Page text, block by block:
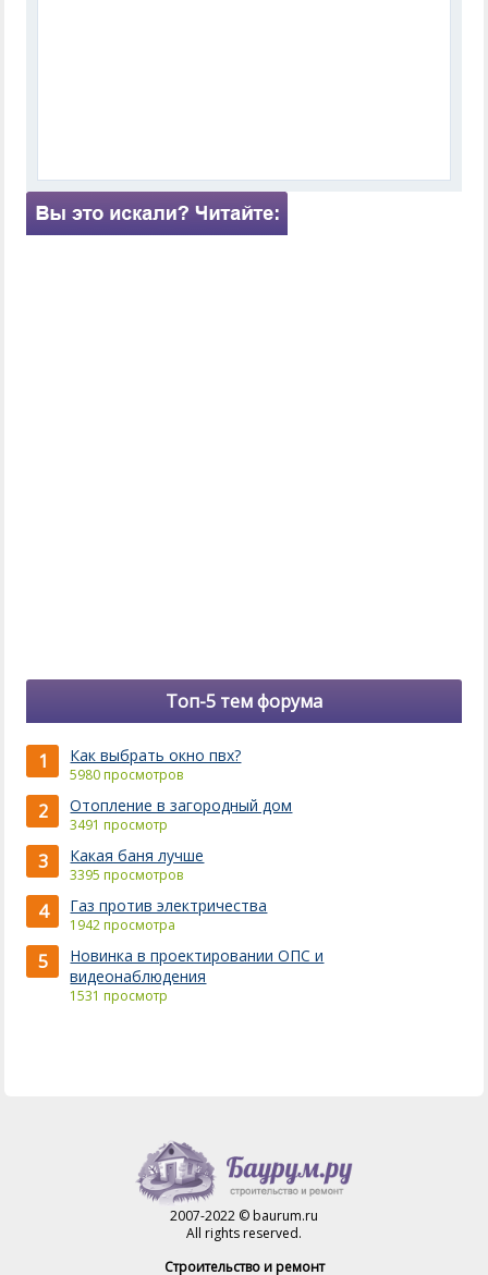
Топ-5 тем форума
1 Как выбрать окно пвх?
5980 просмотров
2 Отопление в загородный дом
3491 просмотр
3 Какая баня лучше
3395 просмотров
4 Газ против электричества
1942 просмотра
5
Новинка в проектировании ОПС и
видеонаблюдения
1531 просмотр
2007-2022 © baurum.ru
All rights reserved.
Строительство и ремонт